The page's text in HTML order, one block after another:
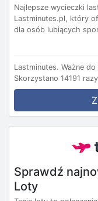
Najlepsze wycieczki
Lastminutes.pl, który
dla osób lubiących
Lastminutes. Ważne do
Skorzystano 14191
Sprawdź
Loty